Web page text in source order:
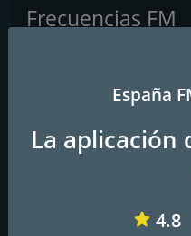
Frecuencias FM
ContactosEspaña
La aplicación
4.8